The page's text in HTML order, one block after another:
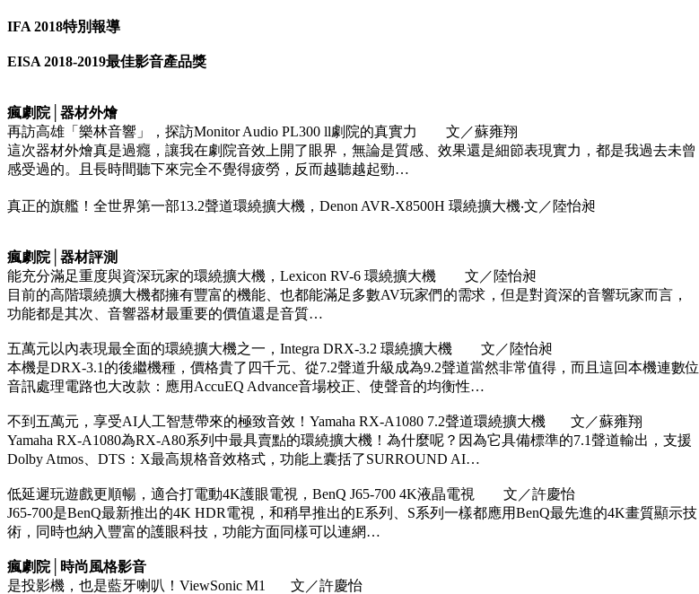
IFA 2018特別報導
EISA 2018-2019最佳影音產品獎
瘋劇院│器材外燴
再訪高雄「樂林音響」，探訪Monitor Audio PL300 ll劇院的真實力 文／蘇雍翔
這次器材外燴真是過癮，讓我在劇院音效上開了眼界，無論是質感、效果還是細節表現實力，都是我過去未曾
感受過的。且長時間聽下來完全不覺得疲勞，反而越聽越起勁…
真正的旗艦！全世界第一部13.2聲道環繞擴大機，Denon AVR-X8500H 環繞擴大機‧文／陸怡昶
瘋劇院│器材評測
能充分滿足重度與資深玩家的環繞擴大機，Lexicon RV-6 環繞擴大機 文／陸怡昶
目前的高階環繞擴大機都擁有豐富的機能、也都能滿足多數AV玩家們的需求，但是對資深的音響玩家而言，
功能都是其次、音響器材最重要的價值還是音質…
五萬元以內表現最全面的環繞擴大機之一，Integra DRX-3.2 環繞擴大機 文／陸怡昶
本機是DRX-3.1的後繼機種，價格貴了四千元、從7.2聲道升級成為9.2聲道當然非常值得，而且這回本機連數位
音訊處理電路也大改款：應用AccuEQ Advance音場校正、使聲音的均衡性…
不到五萬元，享受AI人工智慧帶來的極致音效！Yamaha RX-A1080 7.2聲道環繞擴大機 文／蘇雍翔
Yamaha RX-A1080為RX-A80系列中最具賣點的環繞擴大機！為什麼呢？因為它具備標準的7.1聲道輸出，支援
Dolby Atmos、DTS：X最高規格音效格式，功能上囊括了SURROUND AI…
低延遲玩遊戲更順暢，適合打電動4K護眼電視，BenQ J65-700 4K液晶電視 文／許慶怡
J65-700是BenQ最新推出的4K HDR電視，和稍早推出的E系列、S系列一樣都應用BenQ最先進的4K畫質顯示技
術，同時也納入豐富的護眼科技，功能方面同樣可以連網…
瘋劇院│時尚風格影音
是投影機，也是藍牙喇叭！ViewSonic M1 文／許慶怡